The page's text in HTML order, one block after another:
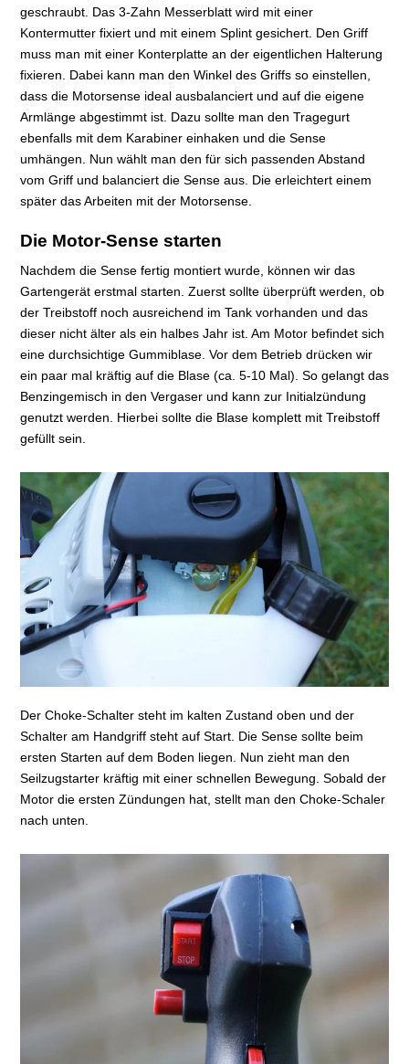
geschraubt. Das 3-Zahn Messerblatt wird mit einer
Kontermutter fixiert und mit einem Splint gesichert. Den Griff
muss man mit einer Konterplatte an der eigentlichen Halterung
fixieren. Dabei kann man den Winkel des Griffs so einstellen,
dass die Motorsense ideal ausbalanciert und auf die eigene
Armlänge abgestimmt ist. Dazu sollte man den Tragegurt
ebenfalls mit dem Karabiner einhaken und die Sense
umhängen. Nun wählt man den für sich passenden Abstand
vom Griff und balanciert die Sense aus. Die erleichtert einem
später das Arbeiten mit der Motorsense.
Die Motor-Sense starten
Nachdem die Sense fertig montiert wurde, können wir das
Gartengerät erstmal starten. Zuerst sollte überprüft werden, ob
der Treibstoff noch ausreichend im Tank vorhanden und das
dieser nicht älter als ein halbes Jahr ist. Am Motor befindet sich
eine durchsichtige Gummiblase. Vor dem Betrieb drücken wir
ein paar mal kräftig auf die Blase (ca. 5-10 Mal). So gelangt das
Benzingemisch in den Vergaser und kann zur Initialzündung
genutzt werden. Hierbei sollte die Blase komplett mit Treibstoff
gefüllt sein.
Der Choke-Schalter steht im kalten Zustand oben und der
Schalter am Handgriff steht auf Start. Die Sense sollte beim
ersten Starten auf dem Boden liegen. Nun zieht man den
Seilzugstarter kräftig mit einer schnellen Bewegung. Sobald der
Motor die ersten Zündungen hat, stellt man den Choke-Schaler
nach unten.